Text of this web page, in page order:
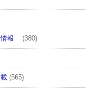
情報 (380)
(565)